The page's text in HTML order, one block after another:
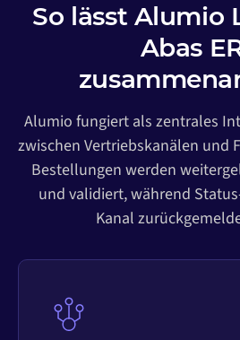
So lässt Alumio
Abas
Alumio fungiert als zentrales
zwischen Vertriebskanälen und
Bestellungen werden
und validiert, während
Kanal